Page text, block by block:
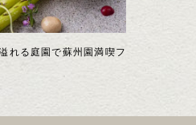
れる庭園で蘇州園満喫フ